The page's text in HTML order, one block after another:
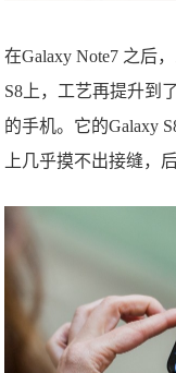
在Galaxy Note7 之后
S8上，工艺再提升到
的手机。它的Galaxy
上几乎摸不出接缝，